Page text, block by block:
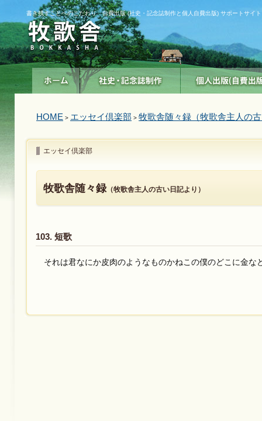
書き残すことへのこだわり 自費出版 (社史・記念誌制作と個人自費出版) サポートサイト
HOME > エッセイ倶楽部 > 牧歌舎随々録（牧歌舎主人の
エッセイ倶楽部
牧歌舎随々録（牧歌舎主人の古い日記より）
103. 短歌
それは君なにか皮肉のようなものかねこの僕のどこに金な